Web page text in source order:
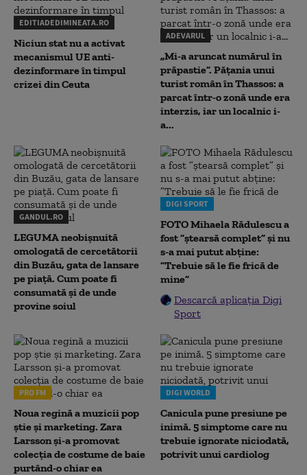
EDITIADEDIMINEATA.RO
Niciun stat nu a activat
mecanismul UE anti-
dezinformare în timpul
crizei din Ceuta
ADEVARUL
„Mi-a aruncat numărul în
prăpastie”. Pățania unui
turist român în Thassos: a
parcat într-o zonă unde era
interzis, iar un localnic i-
a...
GANDUL.RO
LEGUMA neobișnuită
omologată de cercetătorii
din Buzău, gata de lansare
pe piață. Cum poate fi
consumată și de unde
provine soiul
DIGI SPORT
FOTO Mihaela Rădulescu a
fost ”ștearsă complet” și nu
s-a mai putut abține:
”Trebuie să le fie frică de
mine”
Descarcă aplicația Digi
Sport
PRO FM
Noua regină a muzicii pop
știe și marketing. Zara
Larsson și-a promovat
colecția de costume de baie
purtând-o chiar ea
DIGI WORLD
Canicula pune presiune pe
inimă. 5 simptome care nu
trebuie ignorate niciodată,
potrivit unui cardiolog